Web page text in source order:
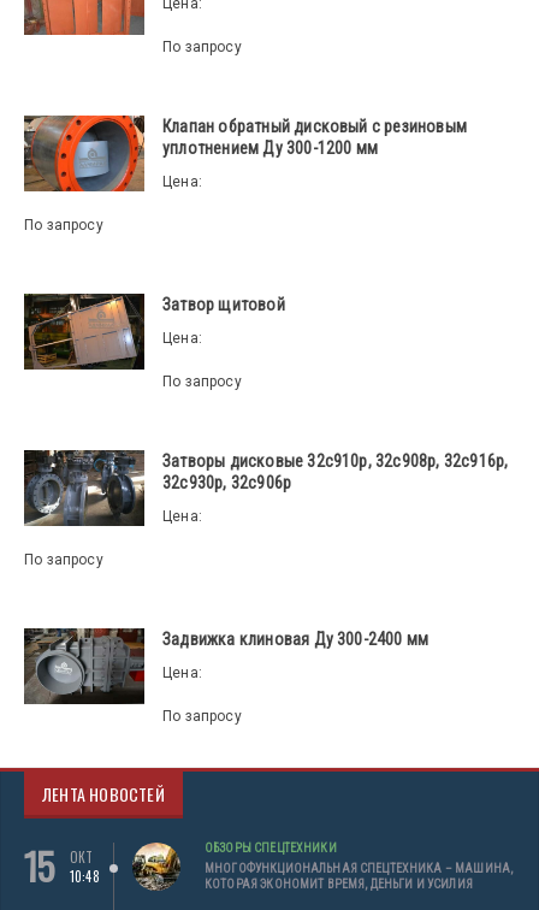
Цена:
По запросу
Клапан обратный дисковый с резиновым
уплотнением Ду 300-1200 мм
Цена:
По запросу
Затвор щитовой
Цена:
По запросу
Затворы дисковые 32с910р, 32с908р, 32с916р,
32с930р, 32с906р
Цена:
По запросу
Задвижка клиновая Ду 300-2400 мм
Цена:
По запросу
ЛЕНТА НОВОСТЕЙ
15
ОКТ
10:48
ОБЗОРЫ СПЕЦТЕХНИКИ
МНОГОФУНКЦИОНАЛЬНАЯ СПЕЦТЕХНИКА – МАШИНА,
КОТОРАЯ ЭКОНОМИТ ВРЕМЯ, ДЕНЬГИ И УСИЛИЯ